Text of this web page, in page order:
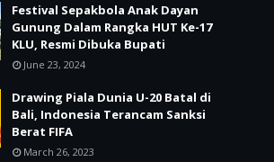
Festival Sepakbola Anak Dayan
Gunung Dalam Rangka HUT Ke-17
KLU, Resmi Dibuka Bupati
June 23, 2024
Drawing Piala Dunia U-20 Batal di
Bali, Indonesia Terancam Sanksi
Berat FIFA
March 26, 2023